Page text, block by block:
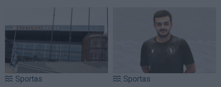
Sportas Sportas